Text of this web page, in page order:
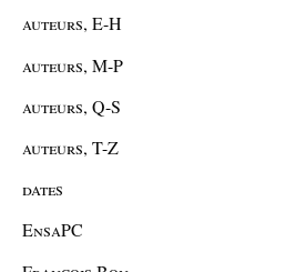
auteurs, E-H
auteurs, M-P
auteurs, Q-S
auteurs, T-Z
dates
EnsaPC